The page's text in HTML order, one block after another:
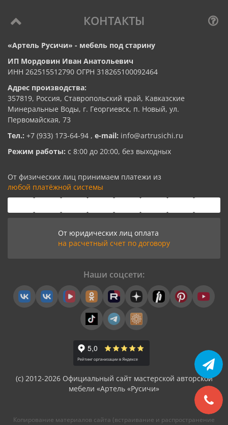
КОНТАКТЫ
«Артель Русичи» - мебель под старину
ИП Мордовин Иван Анатольевич
ИНН 262515512790 ОГРН 318265100092464
Адрес производства:
357819, Россия, Ставропольский край, Кавказские
Минеральные Воды, г. Георгиевск, п. Новый, ул.
Первомайская, 73
Тел.: +7 (933) 173-64-94 , e-mail: info@artrusichi.ru
Режим работы: с 8:00 до 20:00, без выходных
От физических лиц принимаем платежи из
любой платёжной системы
От юридических лиц оплата
на расчетный счет по договору
(с) 2012-2026 Официальный сайт мастерской авторской
мебели «Артель «Русичи»
Наши соцсети:
Копирование материалов сайта (встраивание и распространение